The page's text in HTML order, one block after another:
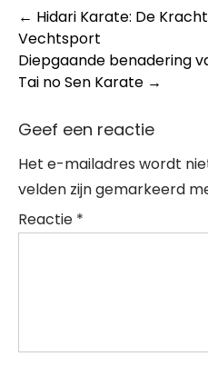
Post
navigation
← Hidari Karate: De
Vechtsport
Diepgaande benadering
Tai no Sen Karate →
Geef een reactie
Het e-mailadres wordt
velden zijn gemarkeerd
Reactie *